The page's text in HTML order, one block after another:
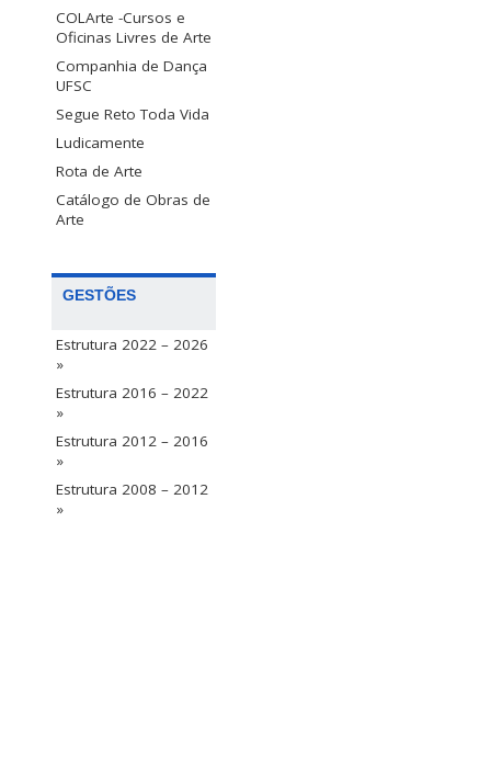
COLArte -Cursos e
Oficinas Livres de Arte
Companhia de Dança
UFSC
Segue Reto Toda Vida
Ludicamente
Rota de Arte
Catálogo de Obras de
Arte
GESTÕES
Estrutura 2022 – 2026
»
Estrutura 2016 – 2022
»
Estrutura 2012 – 2016
»
Estrutura 2008 – 2012
»